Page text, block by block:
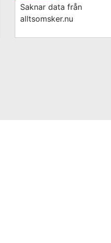
Saknar data från
alltsomsker.nu